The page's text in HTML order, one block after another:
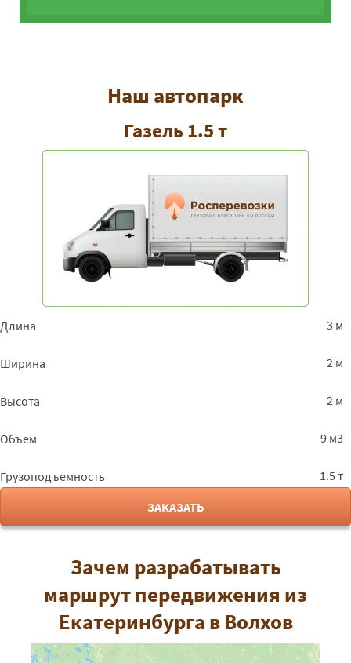
Наш автопарк
Газель 1.5 т
Длина 3 м
Ширина 2 м
Высота 2 м
Объем 9 м3
Грузоподъемность
1.5 т
ЗАКАЗАТЬ
Зачем разрабатывать
маршрут передвижения из
Екатеринбурга в Волхов